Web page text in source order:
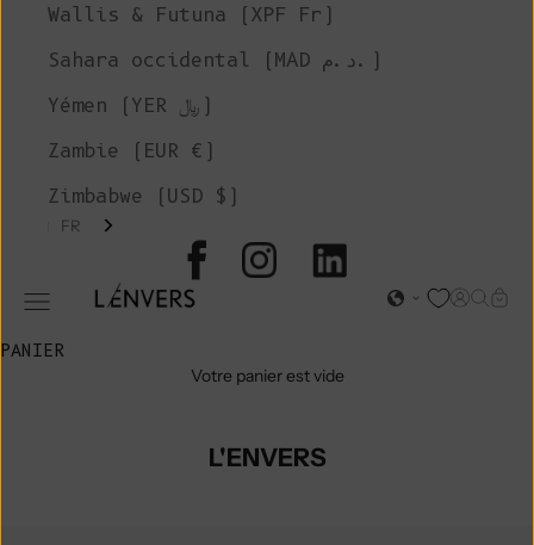
L'ENVERS
Ouvrir le menu de navigation Page
Wallis & Futuna (XPF Fr)
Sahara occidental (MAD د.م.)
Yémen (YER ﷼)
Zambie (EUR €)
Zimbabwe (USD $)
FR
PANIER
Votre panier est vide
L'ENVERS